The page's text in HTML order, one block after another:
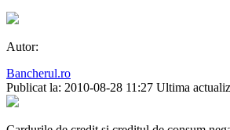
Autor:
Bancherul.ro
Publicat la: 2010-08-28 11:27 Ultima